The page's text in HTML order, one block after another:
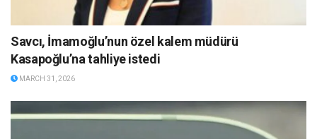
Savcı, İmamoğlu’nun özel kalem müdürü
Kasapoğlu’na tahliye istedi
MARCH 31, 2026